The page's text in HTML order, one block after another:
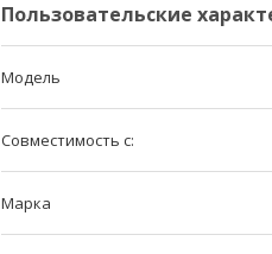
Пользовательские
Модель
Совместимость с:
Марка